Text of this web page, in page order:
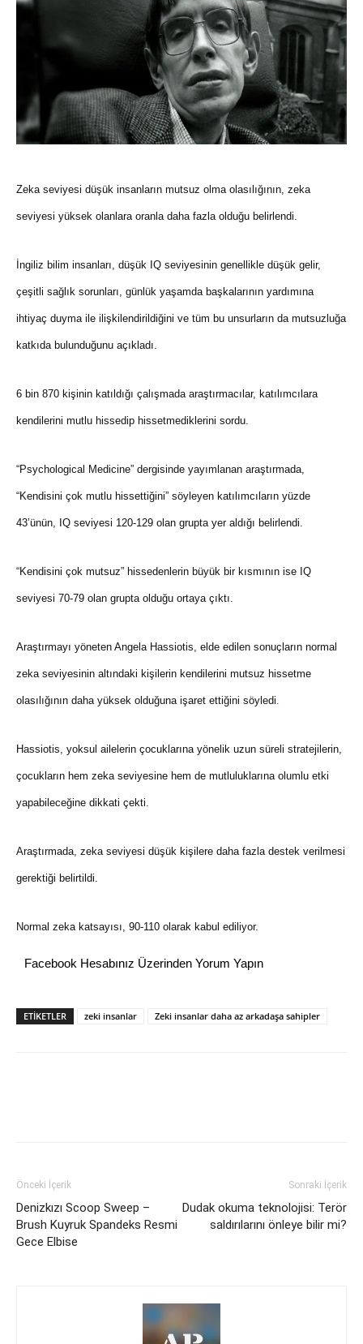
Zeka seviyesi düşük insanların mutsuz olma olasılığının, zeka
seviyesi yüksek olanlara oranla daha fazla olduğu belirlendi.
İngiliz bilim insanları, düşük IQ seviyesinin genellikle düşük gelir,
çeşitli sağlık sorunları, günlük yaşamda başkalarının yardımına
ihtiyaç duyma ile ilişkilendirildiğini ve tüm bu unsurların da mutsuzluğa
katkıda bulunduğunu açıkladı.
6 bin 870 kişinin katıldığı çalışmada araştırmacılar, katılımcılara
kendilerini mutlu hissedip hissetmediklerini sordu.
“Psychological Medicine” dergisinde yayımlanan araştırmada,
“Kendisini çok mutlu hissettiğini” söyleyen katılımcıların yüzde
43’ünün, IQ seviyesi 120-129 olan grupta yer aldığı belirlendi.
“Kendisini çok mutsuz” hissedenlerin büyük bir kısmının ise IQ
seviyesi 70-79 olan grupta olduğu ortaya çıktı.
Araştırmayı yöneten Angela Hassiotis, elde edilen sonuçların normal
zeka seviyesinin altındaki kişilerin kendilerini mutsuz hissetme
olasılığının daha yüksek olduğuna işaret ettiğini söyledi.
Hassiotis, yoksul ailelerin çocuklarına yönelik uzun süreli stratejilerin,
çocukların hem zeka seviyesine hem de mutluluklarına olumlu etki
yapabileceğine dikkati çekti.
Araştırmada, zeka seviyesi düşük kişilere daha fazla destek verilmesi
gerektiği belirtildi.
Normal zeka katsayısı, 90-110 olarak kabul ediliyor.
Facebook Hesabınız Üzerinden Yorum Yapın
ETİKETLER zeki insanlar Zeki insanlar daha az arkadaşa sahipler
Önceki İçerik
Denizkızı Scoop Sweep –
Brush Kuyruk Spandeks Resmi
Gece Elbise
Sonraki İçerik
Dudak okuma teknolojisi: Terör
saldırılarını önleye bilir mi?